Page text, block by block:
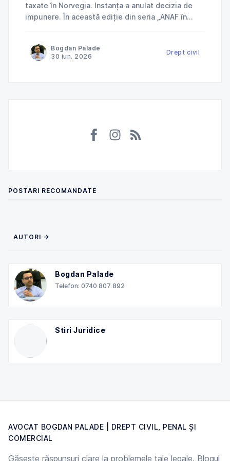
taxate în Norvegia. Instanța a anulat decizia de
impunere. În această ediție din seria „ANAF în
încerca să taxeze în România venituri deja
impozitate în Norvegia și ce
Bogdan Palade
30 iun. 2026
Drept civil
POSTARI RECOMANDATE
AUTORI →
Bogdan Palade
Telefon: 0740 807 892
Stiri Juridice
AVOCAT BOGDAN PALADE | DREPT CIVIL, PENAL ȘI
COMERCIAL
Găsește răspunsuri clare la problemele tale legale. Blogul